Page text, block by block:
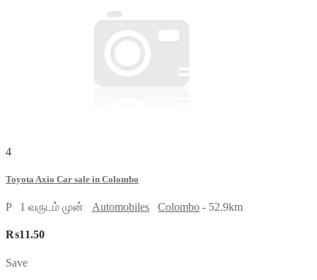
4
Toyota Axio Car sale in Colombo
P 1 வருடம் முன் Automobiles Colombo - 52.9km
₨11.50
Save